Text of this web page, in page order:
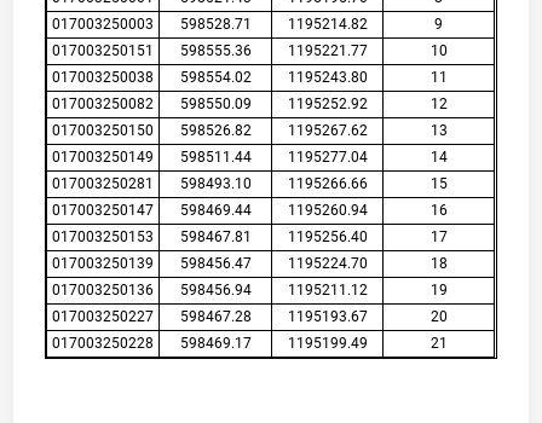
017003250003
598528.71 1195214.82
9
017003250151
598555.36 1195221.77
10
017003250038
598554.02 1195243.80
11
017003250082
598550.09 1195252.92
12
017003250150
598526.82 1195267.62
13
017003250149
598511.44 1195277.04
14
017003250281
598493.10 1195266.66
15
017003250147
598469.44 1195260.94
16
017003250153
598467.81 1195256.40
17
017003250139
598456.47 1195224.70
18
017003250136
598456.94 1195211.12
19
017003250227
598467.28 1195193.67
20
017003250228
598469.17 1195199.49 21